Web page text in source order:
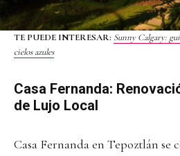
TE PUEDE INTERESAR: Sunny Calgary:
cielos azules
Casa Fernanda:
de Lujo Local
Casa Fernanda en Tepoztlán se